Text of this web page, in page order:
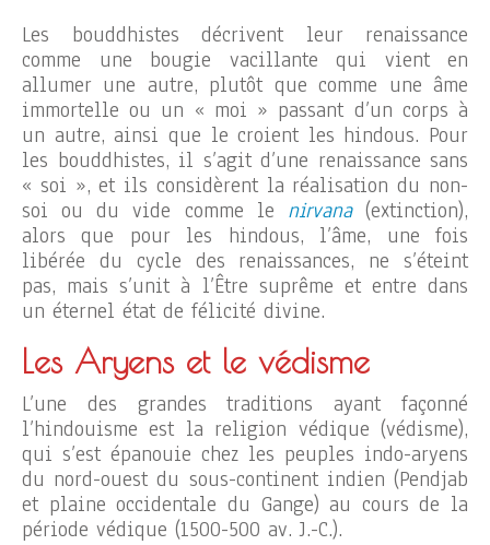
Les bouddhistes décrivent leur renaissance
comme une bougie vacillante qui vient en
allumer une autre, plutôt que comme une âme
immortelle ou un « moi » passant d’un corps à
un autre, ainsi que le croient les hindous. Pour
les bouddhistes, il s’agit d’une renaissance sans
« soi », et ils considèrent la réalisation du non-
soi ou du vide comme le nirvana(extinction),
alors que pour les hindous, l’âme, une fois
libérée du cycle des renaissances, ne s’éteint
pas, mais s’unit à l’Être suprême et entre dans
un éternel état de félicité divine.
Les Aryens et le védisme
L’une des grandes traditions ayant façonné
l’hindouisme est la religion védique (védisme),
qui s’est épanouie chez les peuples indo-aryens
du nord-ouest du sous-continent indien (Pendjab
et plaine occidentale du Gange) au cours de la
période védique (1500-500 av. J.-C.).